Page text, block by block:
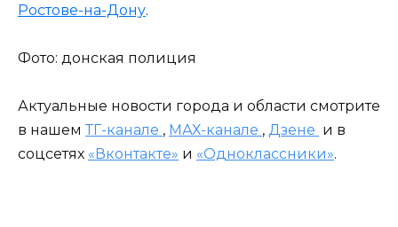
Ростове-на-Дону.
Фото: донская полиция
Актуальные новости города и области смотрите
в нашем ТГ-канале , МАХ-канале , Дзене и в
соцсетях «Вконтакте» и «Одноклассники».